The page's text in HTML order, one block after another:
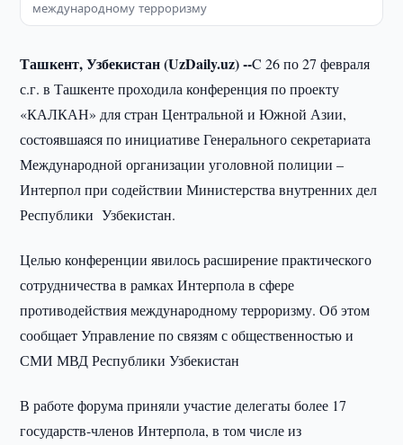
международному терроризму
Ташкент, Узбекистан (UzDaily.uz) --C 26 по 27 февраля
с.г. в Ташкенте проходила конференция по проекту
«КАЛКАН» для стран Центральной и Южной Азии,
состоявшаяся по инициативе Генерального секретариата
Международной организации уголовной полиции –
Интерпол при содействии Министерства внутренних дел
Республики Узбекистан.
Целью конференции явилось расширение практического
сотрудничества в рамках Интерпола в сфере
противодействия международному терроризму. Об этом
сообщает Управление по связям с общественностью и
СМИ МВД Республики Узбекистан
В работе форума приняли участие делегаты более 17
государств-членов Интерпола, в том числе из